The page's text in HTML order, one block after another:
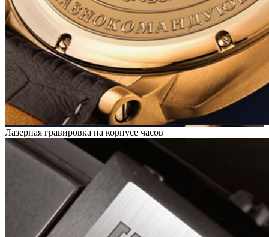
Лазерная гравировка на корпусе часов